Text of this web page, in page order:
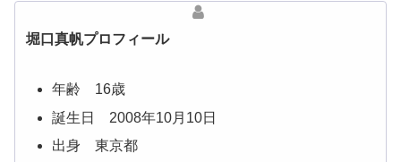
堀口真帆プロフィール
年齢 16歳
誕生日 2008年10月10日
出身 東京都